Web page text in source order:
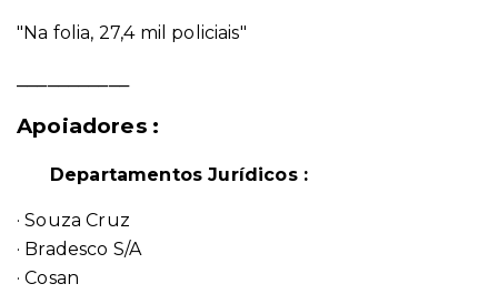
"Na folia, 27,4 mil policiais"
Apoiadores :
Departamentos Jurídicos :
· Souza Cruz
· Bradesco S/A
· Cosan